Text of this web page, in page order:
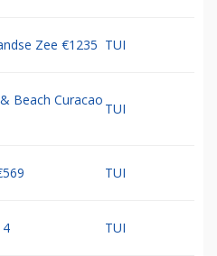
Zee €1235 TUI
Beach Curacao
TUI
TUI
TUI